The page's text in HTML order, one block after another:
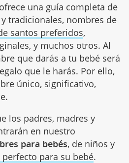
una guía completa de
tradicionales, nombres de
santos preferidos,
y muchos otros. Al
que darás a tu bebé será
que le harás. Por ello,
único, significativo,
los padres, madres y
en nuestro
para bebés, de niños y
para su bebé.